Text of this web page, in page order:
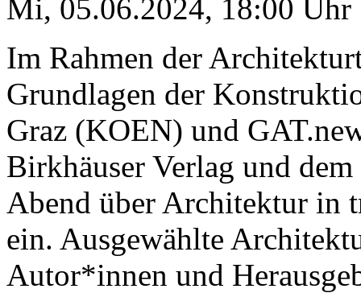
Mi, 05.06.2024, 18:00 Uhr
Im Rahmen der
Grundlagen der
Graz (KOEN) und
Birkhäuser Verlag und
Abend über Architektur in
ein. Ausgewählte
Autor*innen und